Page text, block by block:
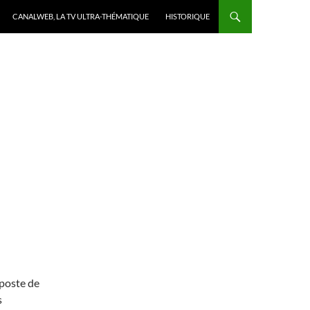
CANALWEB, LA TV ULTRA-THÉMATIQUE HISTORIQUE
de